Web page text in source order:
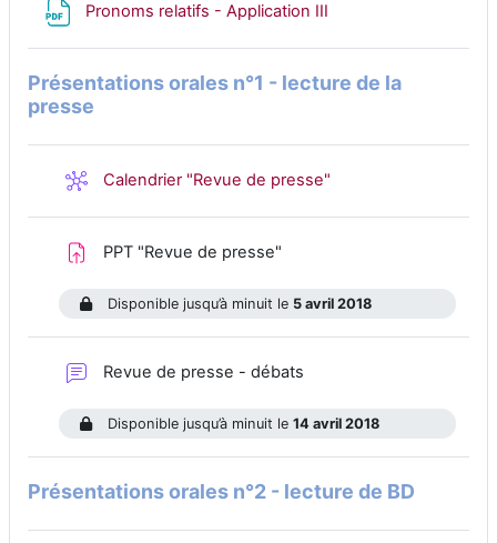
Pronoms relatifs - Application III
Présentations orales n°1 - lecture de la
presse
Calendrier "Revue de presse"
PPT "Revue de presse"
Disponible jusqu’à minuit le 5 avril 2018
Revue de presse - débats
Disponible jusqu’à minuit le14 avril 2018
Présentations orales n°2 - lecture de BD